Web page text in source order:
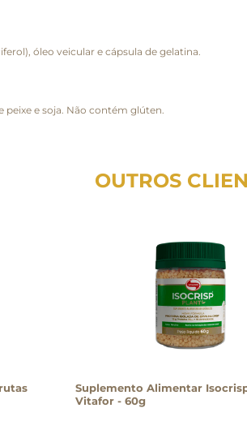
óleo veicular e cápsula de gelatina.
e soja. Não contém glúten.
OUTROS
Suplemento Alimentar
Vitafor - 60g